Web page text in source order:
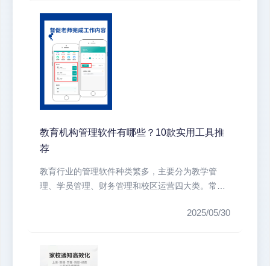
教育机构管理软件有哪些？10款实用工具推
荐
教育行业的管理软件种类繁多，主要分为教学管
理、学员管理、财务管理和校区运营四大类。常见
2025/05/30